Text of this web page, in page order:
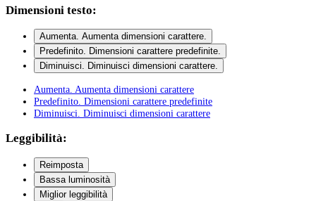
Dimensioni testo:
Aumenta. Aumenta dimensioni carattere.
Predefinito. Dimensioni carattere predefinite.
Diminuisci. Diminuisci dimensioni carattere.
Aumenta . Aumenta dimensioni carattere
Predefinito . Dimensioni carattere predefinite
Diminuisci . Diminuisci dimensioni carattere
Leggibilità:
Reimposta
Bassa luminosità
Miglior leggibilità